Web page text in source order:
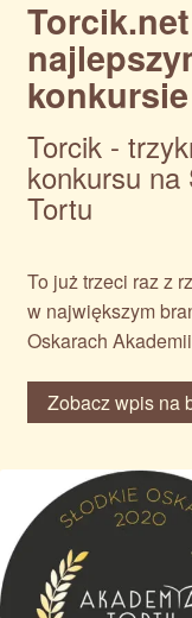
Torcik -
konkursu na
Tortu
To już trzeci raz z
w największym
Oskarach
Zobacz wpis na